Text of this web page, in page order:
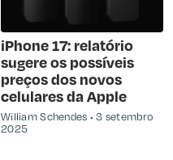
iPhone 17: relatório
sugere os possíveis
preços dos novos
celulares da Apple
William Schendes
3 setembro
2025